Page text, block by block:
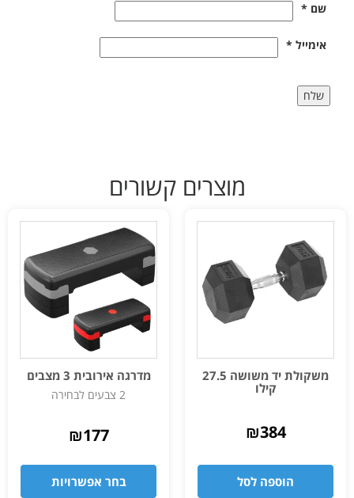
שם *
אימייל *
מוצרים קשורים
משקולת יד משושה 27.5
קילו
₪384
הוספה לסל
מדרגה אירובית 3 מצבים
2 צבעים לבחירה
₪177
בחר אפשרויות